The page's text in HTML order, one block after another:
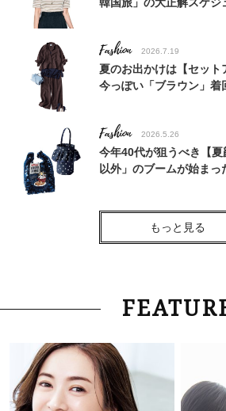
Fashion 2026.7.19
夏のお出かけは【セット
今っぽい「ブラウン」着
Fashion 2026.5.26
今年40代が狙うべき【
以外」のブームが始まっ
Fashion
カゴバッグどう持つのが
Beauty 2026.8.1
26年夏、石井美穂さん
る！
Beauty
“初めまして”の印象は「